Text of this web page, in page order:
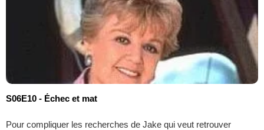
S06E10 - Échec et mat
Pour compliquer les recherches de Jake qui veut retrouver